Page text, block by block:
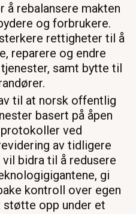
å rebalansere makten
og forbrukere.
rettigheter til å
reparere og endre
samt bytte til
til at norsk offentlig
basert på åpen
ved
av tidligere
bidra til å redusere
gi
kontroll over egen
støtte opp under et